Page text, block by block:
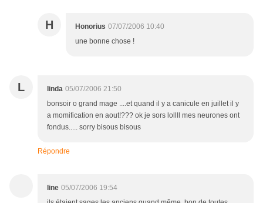
H Honorius 07/07/2006 10:40
une bonne chose !
L linda 05/07/2006 21:50
bonsoir o grand mage ....et quand il y a canicule en juillet il y
a momification en aout!??? ok je sors lollll mes neurones ont
fondus..... sorry bisous bisous
Répondre
line 05/07/2006 19:54